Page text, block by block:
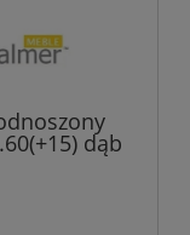
dąb